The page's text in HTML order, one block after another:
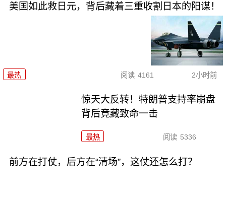
美国如此救日元，背后藏着三重收割日本的阳谋！
最热 阅读 4161 2小时前
惊天大反转！特朗普支持率崩盘
背后竟藏致命一击
最热 阅读 5336
前方在打仗，后方在“清场”，这仗还怎么打？